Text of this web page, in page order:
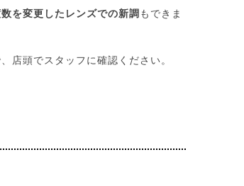
数を変更したレンズでの新調 もできま
店頭でスタッフに確認ください。